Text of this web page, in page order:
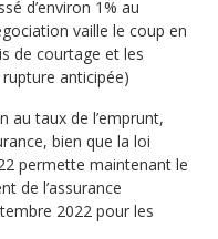
d’environ 1% au
vaille le coup en
de courtage et les
anticipée)
au taux de l’emprunt,
bien que la loi
permette maintenant le
de l’assurance
2022 pour les